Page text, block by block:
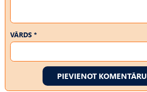
VĀRDS *
PIEVIENOT KOMENTĀRU